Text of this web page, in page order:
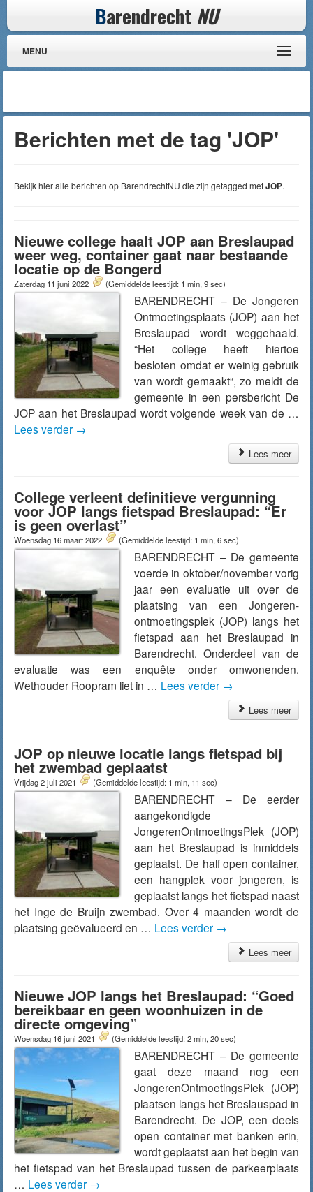
Barendrecht NU
MENU
Berichten met de tag 'JOP'
Bekijk hier alle berichten op BarendrechtNU die zijn getagged metJOP.
Nieuwe college haalt JOP aan Breslaupad
weer weg, container gaat naar bestaande
locatie op de Bongerd
Zaterdag 11 juni 2022 (Gemiddelde leestijd: 1 min, 9 sec)
BARENDRECHT – De Jongeren
Ontmoetingsplaats (JOP) aan het
Breslaupad wordt weggehaald.
“Het college heeft hiertoe
besloten omdat er weinig gebruik
van wordt gemaakt“, zo meldt de
gemeente in een persbericht De
JOP aan het Breslaupad wordt volgende week van de …
Lees verder →
Lees meer
College verleent definitieve vergunning
voor JOP langs fietspad Breslaupad: “Er
is geen overlast”
Woensdag 16 maart 2022 (Gemiddelde leestijd: 1 min, 6 sec)
BARENDRECHT – De gemeente
voerde in oktober/november vorig
jaar een evaluatie uit over de
plaatsing van een Jongeren-
ontmoetingsplek (JOP) langs het
fietspad aan het Breslaupad in
Barendrecht. Onderdeel van de
evaluatie was een enquête onder omwonenden.
Wethouder Roopram liet in … Lees verder →
Lees meer
JOP op nieuwe locatie langs fietspad bij
het zwembad geplaatst
Vrijdag 2 juli 2021 (Gemiddelde leestijd: 1 min, 11 sec)
BARENDRECHT – De eerder
aangekondigde
JongerenOntmoetingsPlek (JOP)
aan het Breslaupad is inmiddels
geplaatst. De half open container,
een hangplek voor jongeren, is
geplaatst langs het fietspad naast
het Inge de Bruijn zwembad. Over 4 maanden wordt de
plaatsing geëvalueerd en … Lees verder →
Lees meer
Nieuwe JOP langs het Breslaupad: “Goed
bereikbaar en geen woonhuizen in de
directe omgeving”
Woensdag 16 juni 2021 (Gemiddelde leestijd: 2 min, 20 sec)
BARENDRECHT – De gemeente
gaat deze maand nog een
JongerenOntmoetingsPlek (JOP)
plaatsen langs het Breslauspad in
Barendrecht. De JOP, een deels
open container met banken erin,
wordt geplaatst aan het begin van
het fietspad van het Breslaupad tussen de parkeerplaats
… Lees verder →